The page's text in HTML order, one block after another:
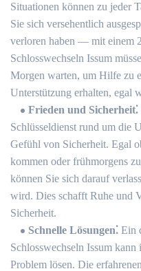
Situationen können zu jeder
Sie sich versehentlich
verloren haben ― mit einem
Schlosswechseln Issum
Morgen warten, um Hilfe zu
Unterstützung erhalten, egal
Frieden und Sicherheit⁚
Schlüsseldienst rund um die
Gefühl von Sicherheit.​ Egal
kommen oder frühmorgens
können Sie sich darauf
wird.​ Dies schafft Ruhe und
Sicherheit.​
Schnelle Lösungen⁚ Ein
Schlosswechseln Issum
Problem lösen.​ Die